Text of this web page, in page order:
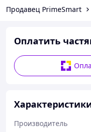
Продавец PrimeSmart
Оплатить
Производитель